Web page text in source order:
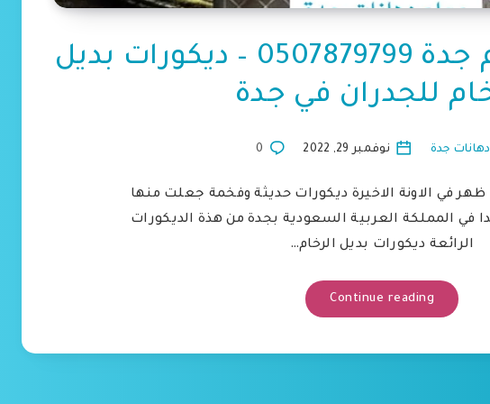
معلم بديل الرخام جدة 0507879799 – ديكورات بديل
للجدران في جدة
دهانات جدة نوفمبر 29, 2022 0
ظهر في الاونة الاخيرة ديكورات حديثة وفخمة جعلت منها
المملكة العربية السعودية بجدة من هذة الديكورات
الرائعة ديكورات بديل الرخام…
Continue reading